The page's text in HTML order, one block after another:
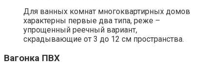
Для ванных комнат многоквартирных домов
характерны первые два типа, реже –
упрощенный реечный вариант,
скрадывающие от 3 до 12 см пространства.
Вагонка ПВХ